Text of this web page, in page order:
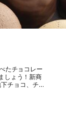
しょう！新商
チョコ、チョ
連絡くださ